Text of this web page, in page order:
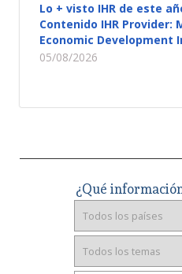
Lo + visto IHR de este
Contenido IHR Provider:
Economic Development
05/08/2026
¿Qué